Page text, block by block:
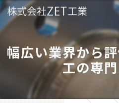
幅広い業界から
工の専